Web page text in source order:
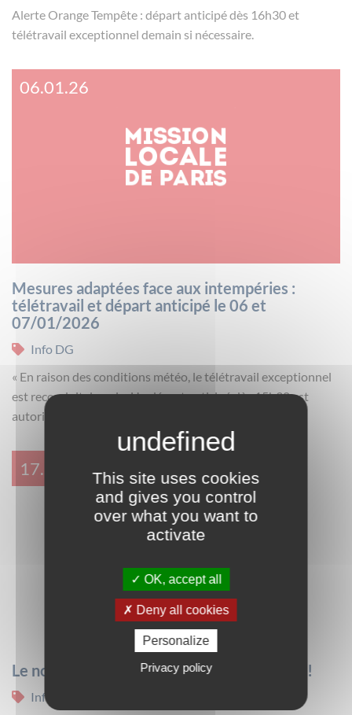
Alerte Orange Tempête : départ anticipé dès 16h30 et
télétravail exceptionnel demain si nécessaire.
06.01.26
Mesures adaptées face aux intempéries :
télétravail et départ anticipé le 06 et
07/01/2026
Info DG
« En raison des conditions météo, le télétravail exceptionnel
est reconduit demain. Un départ anticipé dès 15h30 est
autorisé aujourd’hui et demain. »
17.11.23
Le nouveau dossier d’inscription est arrivé !
Info DG
This site uses cookies
and gives you control
over what you want to
activate
OK, accept all
Deny all cookies
Personalize
Privacy policy